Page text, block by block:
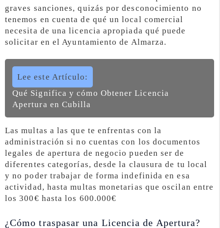
graves sanciones, quizás por desconocimiento no
tenemos en cuenta de qué un local comercial
necesita de una licencia apropiada qué puede
solicitar en el Ayuntamiento de Almarza.
Lee este Artículo:
Qué Significa y cómo Obtener Licencia
Apertura en Cubilla
Las multas a las que te enfrentas con la
administración si no cuentas con los documentos
legales de apertura de negocio pueden ser de
diferentes categorías, desde la clausura de tu local
y no poder trabajar de forma indefinida en esa
actividad, hasta multas monetarias que oscilan entre
los 300€ hasta los 600.000€
¿Cómo traspasar una Licencia de Apertura?